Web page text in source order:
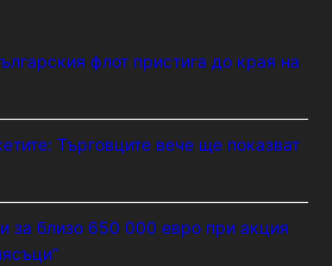
флот пристига до края на
Търговците вече ще показват
за близо 650 000 евро при акция